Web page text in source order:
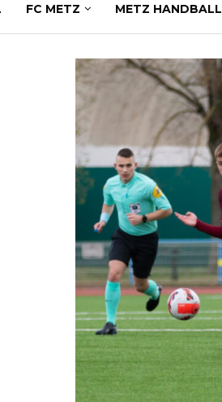
FC METZ METZ HANDBALL